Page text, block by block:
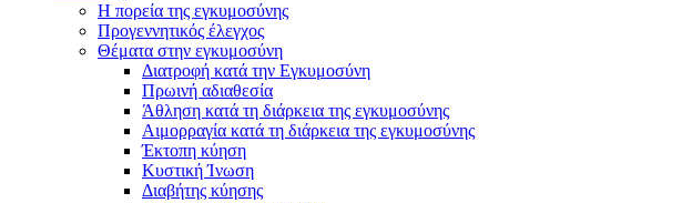
Η πορεία της εγκυμοσύνης
Προγεννητικός έλεγχος
Θέματα στην εγκυμοσύνη
Διατροφή κατά την Εγκυμοσύνη
Πρωινή αδιαθεσία
Άθληση κατά τη διάρκεια της εγκυμοσύνης
Αιμορραγία κατά τη διάρκεια της εγκυμοσύνης
Έκτοπη κύηση
Κυστική Ίνωση
Διαβήτης κύησης